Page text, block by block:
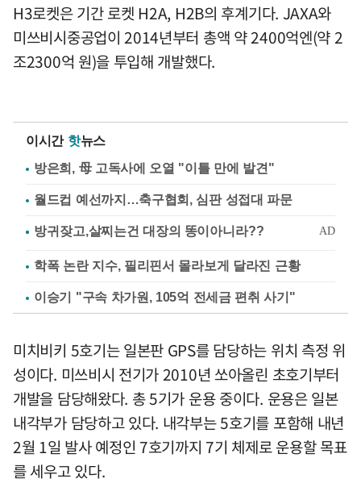
H3로켓은 기간 로켓 H2A, H2B의 후계기다. JAXA와
미쓰비시중공업이 2014년부터 총액 약 2400억엔(약 2
조2300억 원)을 투입해 개발했다.
이시간 핫뉴스
방은희, 母 고독사에 오열 "이틀 만에 발견"
월드컵 예선까지…축구협회, 심판 성접대 파문
학폭 논란 지수, 필리핀서 몰라보게 달라진 근황
이승기 "구속 차가원, 105억 전세금 편취 사기"
미치비키 5호기는 일본판 GPS를 담당하는 위치 측정 위
성이다. 미쓰비시 전기가 2010년 쏘아올린 초호기부터
개발을 담당해왔다. 총 5기가 운용 중이다. 운용은 일본
내각부가 담당하고 있다. 내각부는 5호기를 포함해 내년
2월 1일 발사 예정인 7호기까지 7기 체제로 운용할 목표
를 세우고 있다.